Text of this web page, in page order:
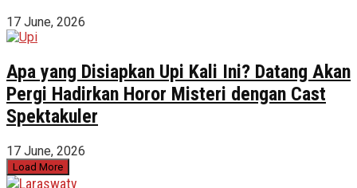
17 June, 2026
Apa yang Disiapkan Upi Kali Ini? Datang Akan
Pergi Hadirkan Horor Misteri dengan Cast
Spektakuler
17 June, 2026
Load More